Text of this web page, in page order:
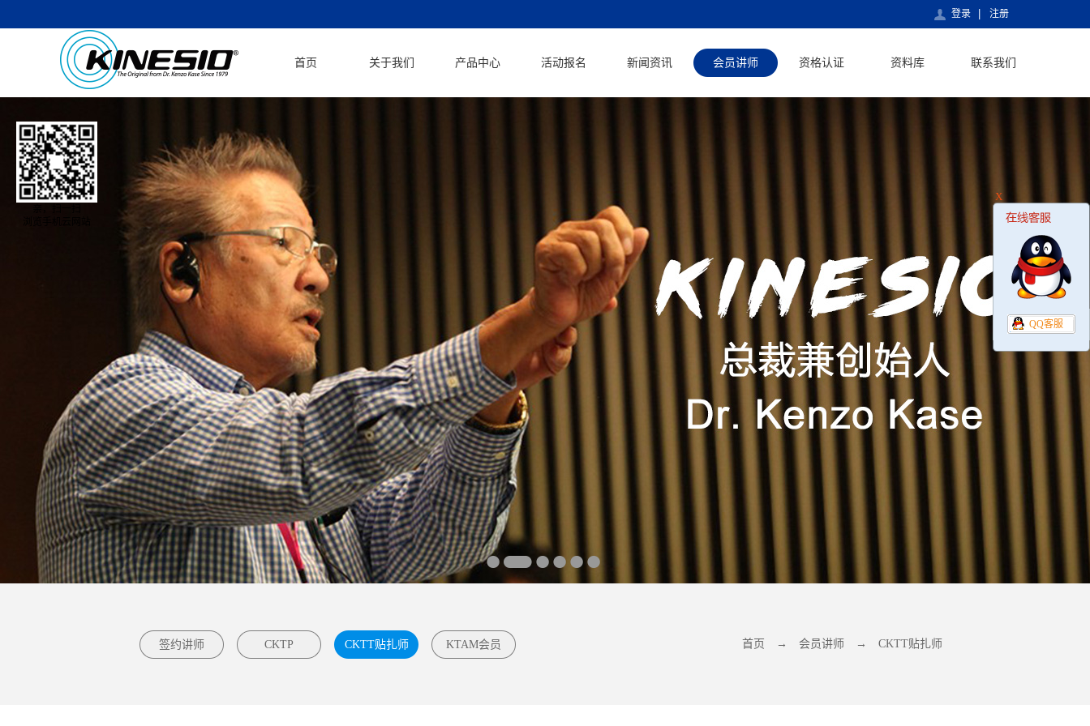
登录 注册
首页 关于我们 产品中心 活动报名 新闻资讯 会员讲师 资格认证 资料库 联系我们
签约讲师 CKTP CKTT贴扎师 KTAM会员 首页 → 会员讲师 → CKTT贴扎师
X
QQ客服